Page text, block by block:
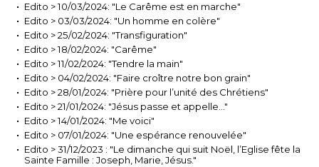
Edito > 10/03/2024: "Le Carême est en marche"
Edito > 03/03/2024: "Un homme en colère"
Edito > 25/02/2024: "Transfiguration"
Edito > 18/02/2024: "Carême"
Edito > 11/02/2024: "Tendre la main"
Edito > 04/02/2024: "Faire croître notre bon grain"
Edito > 28/01/2024: "Prière pour l’unité des Chrétiens"
Edito > 21/01/2024: "Jésus passe et appelle…"
Edito > 14/01/2024: "Me voici"
Edito > 07/01/2024: "Une espérance renouvelée"
Edito > 31/12/2023 : "Le dimanche qui suit Noël, l’Eglise fête la
Sainte Famille : Joseph, Marie, Jésus."